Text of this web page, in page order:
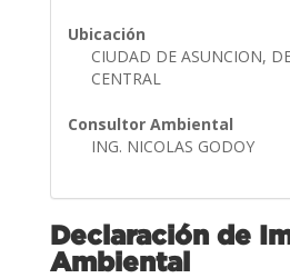
Ubicación
CIUDAD DE ASUNCION,
CENTRAL
Consultor Ambiental
ING. NICOLAS GODOY
Declaración de
Ambiental